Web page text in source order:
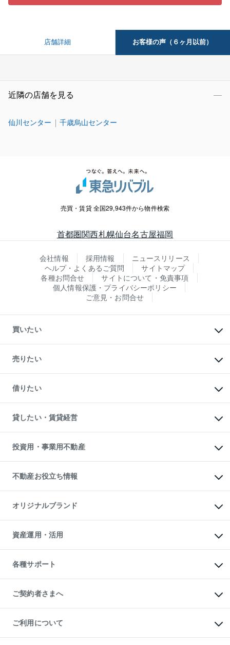
店舗詳細 お客様の声（６ヶ月以前）
近隣の店舗を見る
仙川センター 千歳烏山センター
売買・賃貸 全国29,943件から物件検索
首都圏関西札幌仙台名古屋福岡
会社情報 採用情報
ニュースリリース
ヘルプ・よくあるご質問
サイトマップ
各種お問合せ
サイトについて・免責事項
個人情報保護・プライバシーポリシー
ご意見・お問合せ
買いたい
新築・分譲マンションの購入
中古マンションの購入
一戸建ての購入
中古一戸建ての購入
不動産購入の流れ
注目キーワード物件特集
購入ガイド
English 繁体中文簡体中文
売りたい
一戸建ての売却・査定
土地の売却・査定
スピードAI査定
不動産査定について
不動産売却の流れ
不動産買換えの流れ
売却ガイド
借りたい
オフィス・店舗の賃貸
借りるときの流れ
借りるガイド
貸したい・賃貸経営
マンション賃料データ
賃貸管理プラン
リロケーションについて
貸すガイド
投資用・事業用不動産
事業用不動産
マンション投資
投資用マンション
アパート経営
収益物件
ビル購入（ビル一棟）
投資用不動産の売却査定
事業用不動産の売却査定
不動産お役立ち情報
マンションライブラリー
人気マンションランキング
暮らしに役立つ不動産メディア
不動産相場・不動産価格情報
不動産コラム・ニュース
不動産用語集
不動産なんでもネット相談室
住まいの税金
オリジナルブランド
一棟リノベーションマンション
L`GENTE（ルジェンテ）
区分リノベーションマンション
投資用一棟レジデンスWELL
不動産小口投資
LEGACIA（レガシア）
資産運用・活用
不動産M&A
アセットマネジメント・出資
各種サポート
相続サポート
リフォームサポート
ご契約者さまへ
ご紹介・再契約特典
入居者様専用-各種ご案内（賃貸）
東急こすもす会「こすもすWeb」
ご利用について